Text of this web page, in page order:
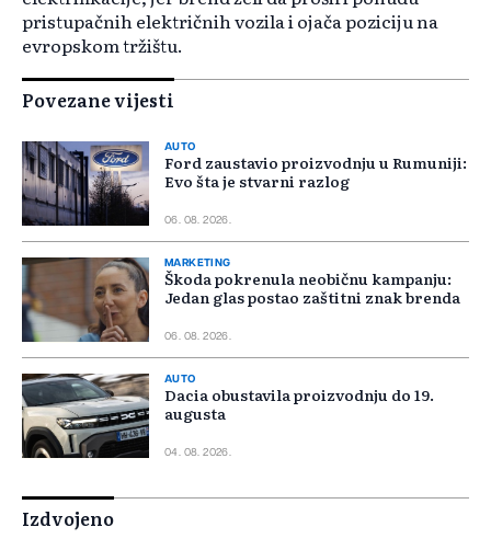
pristupačnih električnih vozila i ojača poziciju na
evropskom tržištu.
Povezane vijesti
AUTO
Ford zaustavio proizvodnju u Rumuniji:
Evo šta je stvarni razlog
06. 08. 2026.
MARKETING
Škoda pokrenula neobičnu kampanju:
Jedan glas postao zaštitni znak brenda
06. 08. 2026.
AUTO
Dacia obustavila proizvodnju do 19.
augusta
04. 08. 2026.
Izdvojeno